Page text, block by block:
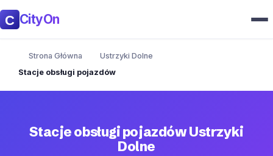
CityOn
Strona Główna
Ustrzyki Dolne
Stacje obsługi pojazdów
Stacje obsługi pojazdów Ustrzyki
Dolne